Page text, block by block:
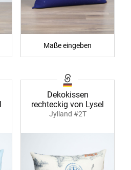
Maße eingeben
Dekokissen
rechteckig von Lysel
Jylland #2T